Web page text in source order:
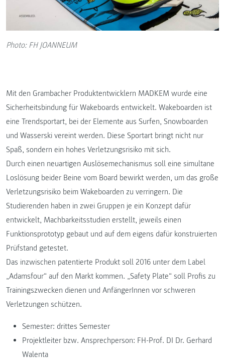
Photo: FH JOANNEUM
Mit den Grambacher Produktentwicklern MADKEM wurde eine
Sicherheitsbindung für Wakeboards entwickelt. Wakeboarden ist
eine Trendsportart, bei der Elemente aus Surfen, Snowboarden
und Wasserski vereint werden. Diese Sportart bringt nicht nur
Spaß, sondern ein hohes Verletzungsrisiko mit sich.
Durch einen neuartigen Auslösemechanismus soll eine simultane
Loslösung beider Beine vom Board bewirkt werden, um das große
Verletzungsrisiko beim Wakeboarden zu verringern. Die
Studierenden haben in zwei Gruppen je ein Konzept dafür
entwickelt, Machbarkeitsstudien erstellt, jeweils einen
Funktionsprototyp gebaut und auf dem eigens dafür konstruierten
Prüfstand getestet.
Das inzwischen patentierte Produkt soll 2016 unter dem Label
„Adamsfour“ auf den Markt kommen. „Safety Plate“ soll Profis zu
Trainingszwecken dienen und AnfängerInnen vor schweren
Verletzungen schützen.
Semester: drittes Semester
Projektleiter bzw. Ansprechperson: FH-Prof. DI Dr. Gerhard
Walenta